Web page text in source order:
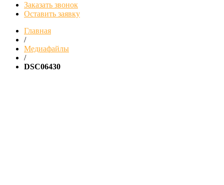
Заказать звонок
Оставить заявку
Главная
/
Медиафайлы
/
DSC06430